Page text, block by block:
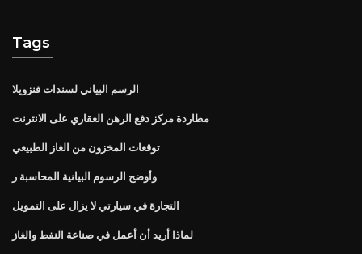
Tags
الرسم البياني لسندات فنزويلا
مطاردة مركز دفع الرهن العقاري على الانترنت
توقعات المخزون من الغاز الطبيعي
وأوضح الرسوم البيانية المحاسبة ر
التجارة في سيارتي لا يزال على التمويل
لماذا أريد أن أعمل في صناعة النفط والغاز